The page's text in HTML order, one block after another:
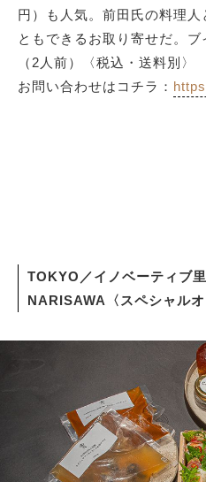
円）も人気。前田氏の料理
ともできるお取り寄せだ。
（2人前）〈税込・送料別〉
お問い合わせはコチラ：
TOKYO／イノベーティブ
NARISAWA〈スペシャルオ